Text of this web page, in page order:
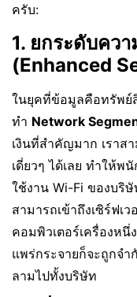
ครับ:
1. ยกระดับคว
(Enhanced
ในยุคที่ข้อมูลคือทรัพย์
ทำ Network
เงินที่สำคัญมาก เราส
เดี่ยวๆ ได้เลย ทำให้
ใช้งาน Wi-Fi ของบริ
สามารถเข้าถึงเซิร์ฟ
คอมพิวเตอร์เครื่องหนึ่
แพร่กระจายก็จะถูกจ
ลามไปทั้งบริษัท